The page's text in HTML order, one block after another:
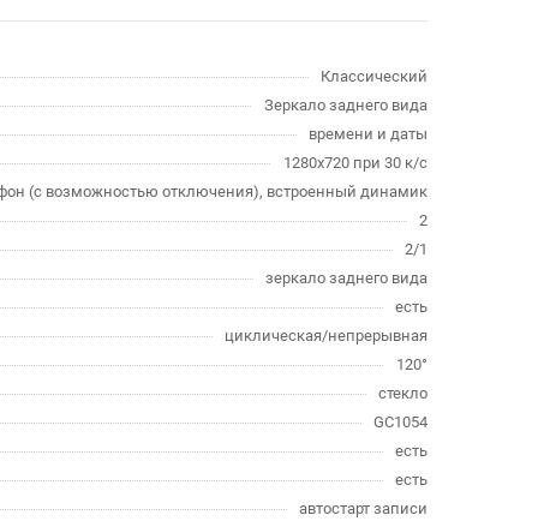
Классический
Зеркало заднего вида
времени и даты
1280x720 при 30 к/с
(с возможностью отключения), встроенный динамик
2
2/1
зеркало заднего вида
есть
циклическая/непрерывная
120°
стекло
GC1054
есть
есть
автостарт записи